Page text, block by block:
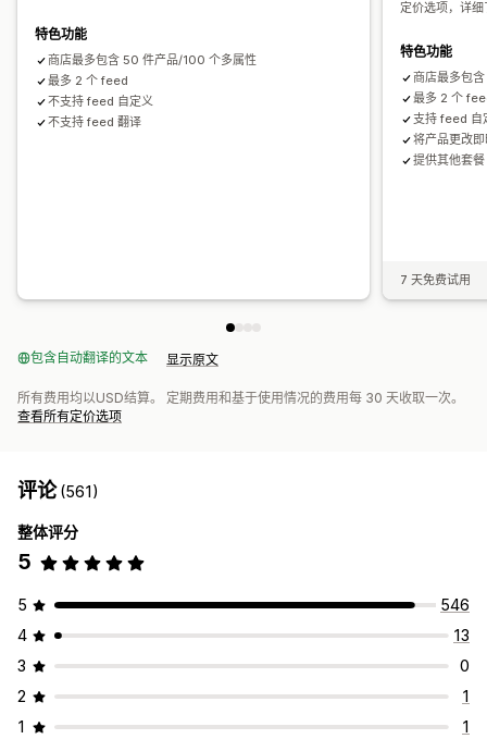
特色功能
商店最多包含 50 件产品/100 个多属性
最多 2 个 feed
不支持 feed 自定义
不支持 feed 翻译
定价选项，详
特色功能
商店最多包
最多 2 个
支持 feed 自
将产品更改
提供其他套餐
7 天免费试用
包含自动翻译的文本 显示原文
所有费用均以USD结算。 定期费用和基于使用情况的费用每 30 天收取一次。
查看所有定价选项
评论(561)
整体评分
5
5
546
4
13
3
0
2
1
1
1